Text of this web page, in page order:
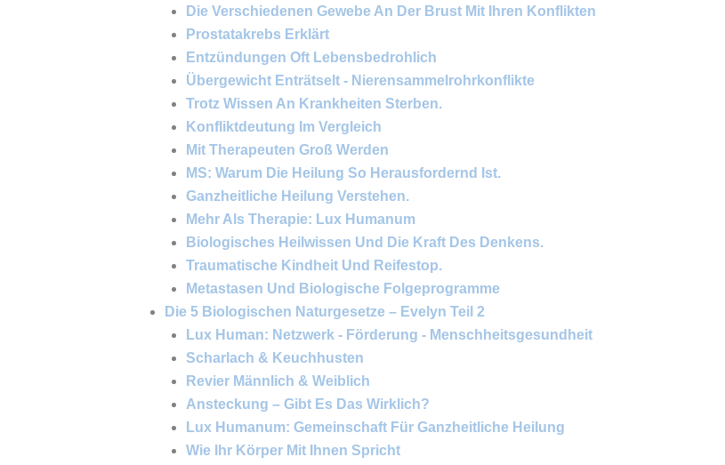
Die Verschiedenen Gewebe An Der Brust Mit Ihren Konflikten
Prostatakrebs Erklärt
Entzündungen Oft Lebensbedrohlich
Übergewicht Enträtselt - Nierensammelrohrkonflikte
Trotz Wissen An Krankheiten Sterben.
Konfliktdeutung Im Vergleich
Mit Therapeuten Groß Werden
MS: Warum Die Heilung So Herausfordernd Ist.
Ganzheitliche Heilung Verstehen.
Mehr Als Therapie: Lux Humanum
Biologisches Heilwissen Und Die Kraft Des Denkens.
Traumatische Kindheit Und Reifestop.
Metastasen Und Biologische Folgeprogramme
Die 5 Biologischen Naturgesetze – Evelyn Teil 2
Lux Human: Netzwerk - Förderung - Menschheitsgesundheit
Scharlach & Keuchhusten
Revier Männlich & Weiblich
Ansteckung – Gibt Es Das Wirklich?
Lux Humanum: Gemeinschaft Für Ganzheitliche Heilung
Wie Ihr Körper Mit Ihnen Spricht